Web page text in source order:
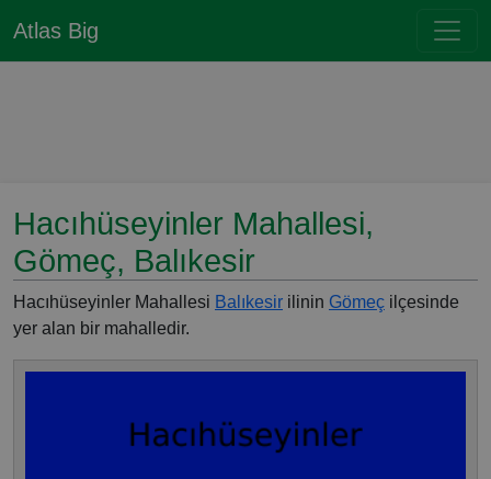
Atlas Big
Hacıhüseyinler Mahallesi,
Gömeç, Balıkesir
Hacıhüseyinler Mahallesi Balıkesir ilinin Gömeç ilçesinde
yer alan bir mahalledir.